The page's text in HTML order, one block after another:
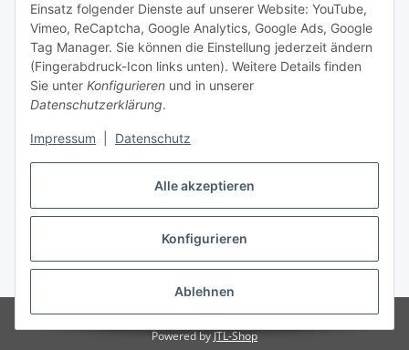
Alle akzeptieren
Konfigurieren
Ablehnen
Einsatz folgender Dienste auf unserer Website: YouTube,
Vimeo, ReCaptcha, Google Analytics, Google Ads, Google
Tag Manager. Sie können die Einstellung jederzeit ändern
(Fingerabdruck-Icon links unten). Weitere Details finden
Sie unter Konfigurieren und in unserer
Datenschutzerklärung.
Impressum Datenschutz
Vertrag widerrufen
* Alle Preise inkl. gesetzlicher MwSt., zzgl.Versand
© Stoffhaus Hanke
Powered byJTL-Shop